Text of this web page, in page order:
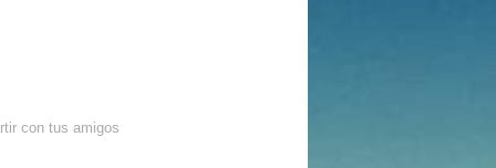
con tus amigos